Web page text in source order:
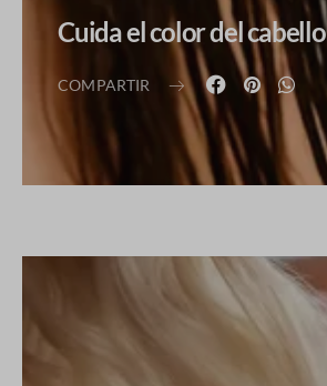
Cuida el color del cabello
COMPARTIR